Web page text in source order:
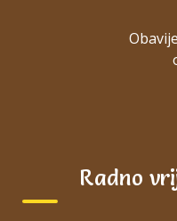
Radno